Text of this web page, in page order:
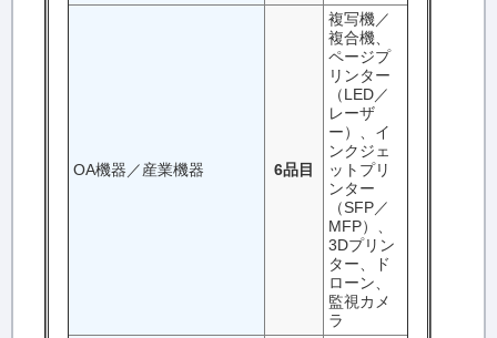
OA機器／産業機器 6品目
複写機／
複合機、
ページプ
リンター
（LED／
レーザ
ー）、イ
ンクジェ
ットプリ
ンター
（SFP／
MFP）、
3Dプリン
ター、ド
ローン、
監視カメ
ラ